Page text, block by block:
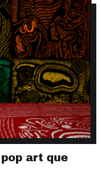
art que